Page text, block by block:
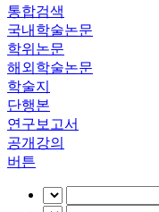
통합검색
국내학술논문
학위논문
해외학술논문
학술지
단행본
연구보고서
공개강의
버튼